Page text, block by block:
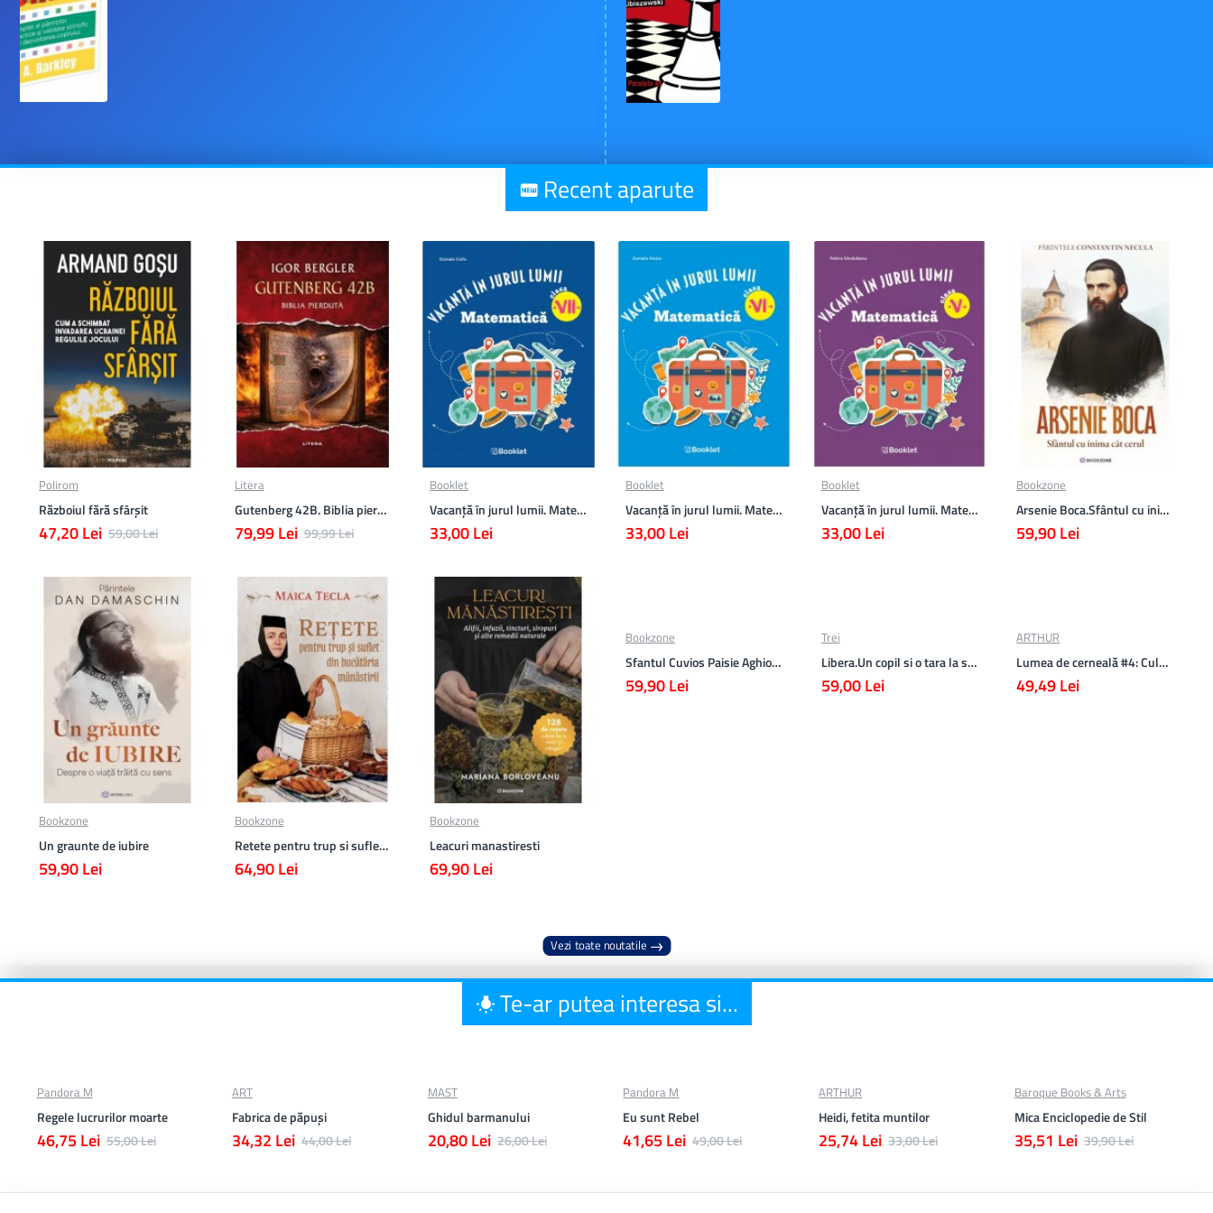
Recent aparute
Polirom
Războiul fără sfârşit
47,20 Lei 59,00 Lei
Litera
Gutenberg 42B. Biblia pierduta
79,99 Lei 99,99 Lei
Booklet
Vacanță în jurul lumii. Matematică clasa a VII-a – EDIȚIA 2026
33,00 Lei
Booklet
Vacanță în jurul lumii. Matematică clasa a VI-a – EDIȚIA 2026
33,00 Lei
Booklet
Vacanță în jurul lumii. Matematică clasa a V-a – EDIȚIA 2026
33,00 Lei
Bookzone
Arsenie Boca.Sfântul cu inima cat cerul
59,90 Lei
Bookzone
Un graunte de iubire
59,90 Lei
Bookzone
Retete pentru trup si suflet din bucataria manastirii
64,90 Lei
Bookzone
Leacuri manastiresti
69,90 Lei
Bookzone
Sfantul Cuvios Paisie Aghioritul
59,90 Lei
Trei
Libera.Un copil si o tara la sfarsitul istoriei.Lea Ypi
59,00 Lei
ARTHUR
Lumea de cerneală #4: Culoarea răzbunării
49,49 Lei
Vezi toate noutatile
Te-ar putea interesa si...
Pandora M
Regele lucrurilor moarte
46,75 Lei 55,00 Lei
ART
Fabrica de păpuși
34,32 Lei 44,00 Lei
MAST
Ghidul barmanului
20,80 Lei 26,00 Lei
Pandora M
Eu sunt Rebel
41,65 Lei 49,00 Lei
ARTHUR
Heidi, fetita muntilor
25,74 Lei 33,00 Lei
Baroque Books & Arts
Mica Enciclopedie de Stil
35,51 Lei 39,90 Lei